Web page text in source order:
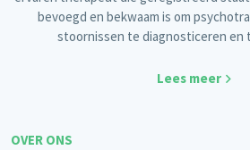
bevoegd en bekwaam is om
stoornissen te diagnosticeren en
Lees meer
OVER ONS